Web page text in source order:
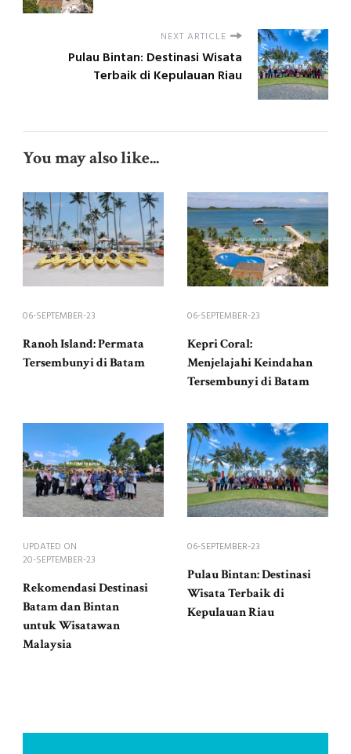
NEXT ARTICLE
Pulau Bintan: Destinasi Wisata
Terbaik di Kepulauan Riau
You may also like...
06-SEPTEMBER-23
Ranoh Island: Permata
Tersembunyi di Batam
06-SEPTEMBER-23
Kepri Coral:
Menjelajahi Keindahan
Tersembunyi di Batam
UPDATED ON
20-SEPTEMBER-23
Rekomendasi Destinasi
Batam dan Bintan
untuk Wisatawan
Malaysia
06-SEPTEMBER-23
Pulau Bintan: Destinasi
Wisata Terbaik di
Kepulauan Riau